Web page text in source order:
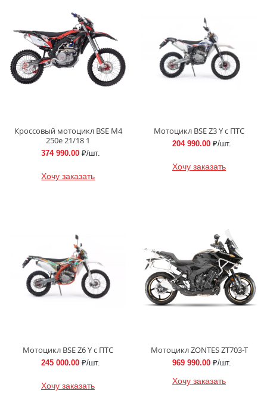
Кроссовый мотоцикл BSE M4
250e 21/18 1
374 990.00 ₽/шт.
Хочу заказать
Мотоцикл BSE Z3 Y с ПТС
204 990.00 ₽/шт.
Хочу заказать
Мотоцикл BSE Z6 Y с ПТС
245 000.00 ₽/шт.
Хочу заказать
Мотоцикл ZONTES ZT703-T
969 990.00 ₽/шт.
Хочу заказать